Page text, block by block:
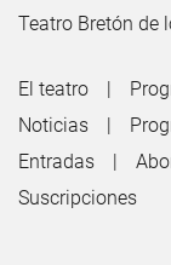
Teatro Bretón de
El teatro
Noticias
Entradas
Suscripciones